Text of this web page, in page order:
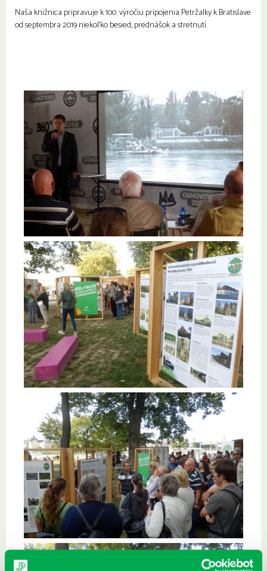
Naša knižnica pripravuje k 100. výročiu pripojenia Petržalky k Bratislave
od septembra 2019 niekoľko besied, prednášok a stretnutí.